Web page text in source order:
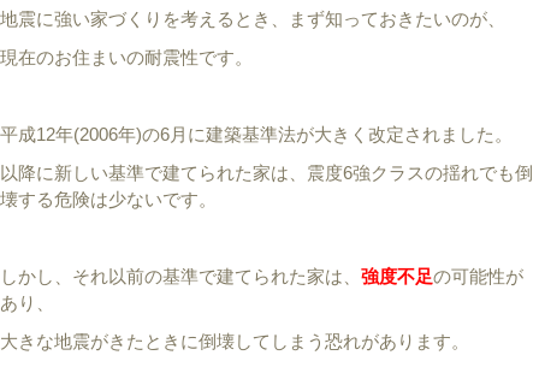
地震に強い家づくりを考えるとき、まず知っておきたいのが、
現在のお住まいの耐震性です。
平成12年(2006年)の6月に建築基準法が大きく改定されました。
以降に新しい基準で建てられた家は、震度6強クラスの揺れでも倒
壊する危険は少ないです。
しかし、それ以前の基準で建てられた家は、 強度不足の可能性が
あり、
大きな地震がきたときに倒壊してしまう恐れがあります。